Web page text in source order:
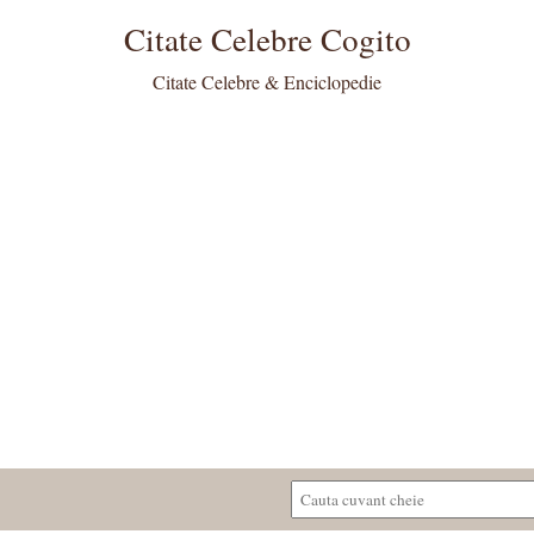
Citate Celebre Cogito
Citate Celebre & Enciclopedie